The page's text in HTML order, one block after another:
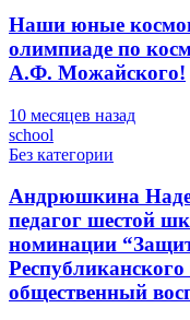
Наши юные
олимпиаде по
А.Ф. Можайского!
10 месяцев назад
school
Без категории
Андрюшкина
педагог шестой
номинации
общественный